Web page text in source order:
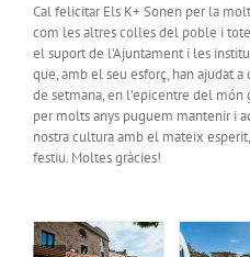
Cal felicitar Els K+ Sonen per la
com les altres colles del poble i
el suport de l’Ajuntament i les
que, amb el seu esforç, han ajudat
de setmana, en l’epicentre del món
per molts anys puguem mantenir i
nostra cultura amb el mateix
festiu. Moltes gràcies!